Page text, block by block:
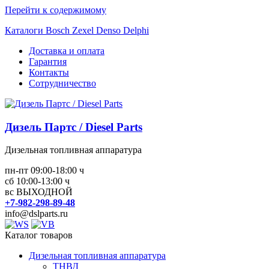
Перейти к содержимому
Каталоги Bosch Zexel Denso Delphi
Доставка и оплата
Гарантия
Контакты
Сотрудничество
Дизель Партс / Diesel Parts
Дизельная топливная аппаратура
пн-пт 09:00-18:00 ч
сб 10:00-13:00 ч
вс ВЫХОДНОЙ
+7-982-298-89-48
info@dslparts.ru
Каталог товаров
Дизельная топливная аппаратура
ТНВД